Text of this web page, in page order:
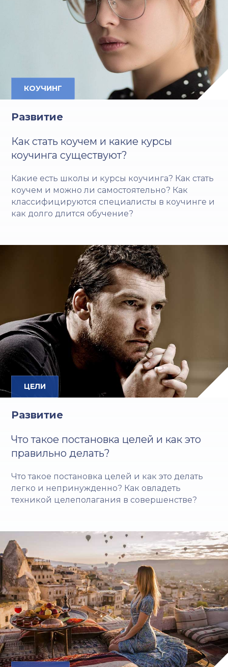
КОУЧИНГ
Развитие
Как стать коучем и какие курсы
коучинга существуют?
Какие есть школы и курсы коучинга? Как стать
коучем и можно ли самостоятельно? Как
классифицируются специалисты в коучинге и
как долго длится обучение?
ЦЕЛИ
Развитие
Что такое постановка целей и как это
правильно делать?
Что такое постановка целей и как это делать
легко и непринужденно? Как овладеть
техникой целеполагания в совершенстве?